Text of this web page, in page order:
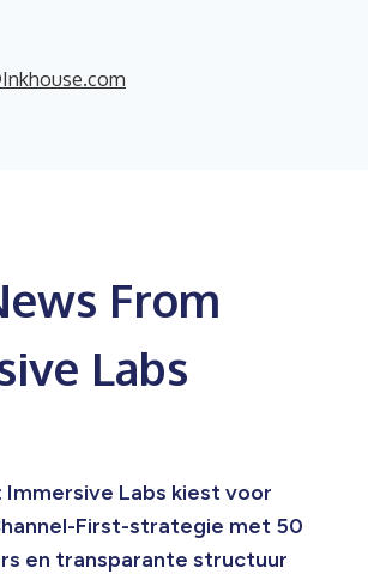
From
Labs
Labs kiest voor
First-strategie met 50
en transparante structuur